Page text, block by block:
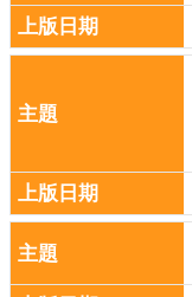
關
連
導
覽
檢
索